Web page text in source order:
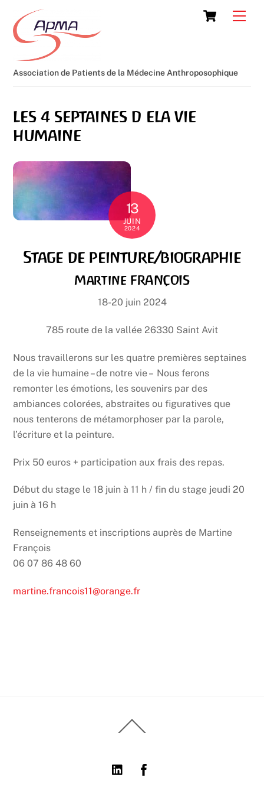
content
Cart
Association de Patients de la Médecine Anthroposophique
les 4 septaines d ela vie
humaine
13
JUIN
2024
Stage de peinture/biographie
Martine FRANÇOIS
18-20 juin 2024
785 route de la vallée 26330 Saint Avit
Nous travaillerons sur les quatre premières septaines
de la vie humaine – de notre vie – Nous ferons
remonter les émotions, les souvenirs par des
ambiances colorées, abstraites ou figuratives que
nous tenterons de métamorphoser par la parole,
l’écriture et la peinture.
Prix 50 euros + participation aux frais des repas.
Début du stage le 18 juin à 11 h / fin du stage jeudi 20
juin à 16 h
Renseignements et inscriptions auprès de Martine
François
06 07 86 48 60
martine.francois11@orange.fr
To